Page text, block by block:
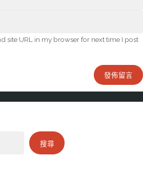
site URL in my browser for next time I post
搜尋